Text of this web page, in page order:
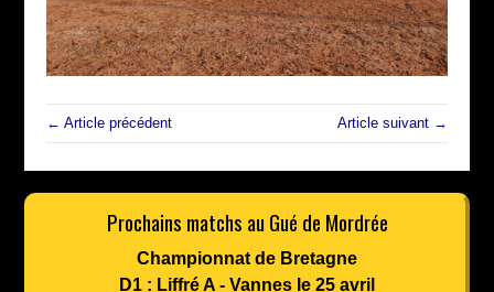
← Article précédent Article suivant →
Prochains matchs au Gué de Mordrée
Championnat de Bretagne
D1 : Liffré A - Vannes le 25 avril